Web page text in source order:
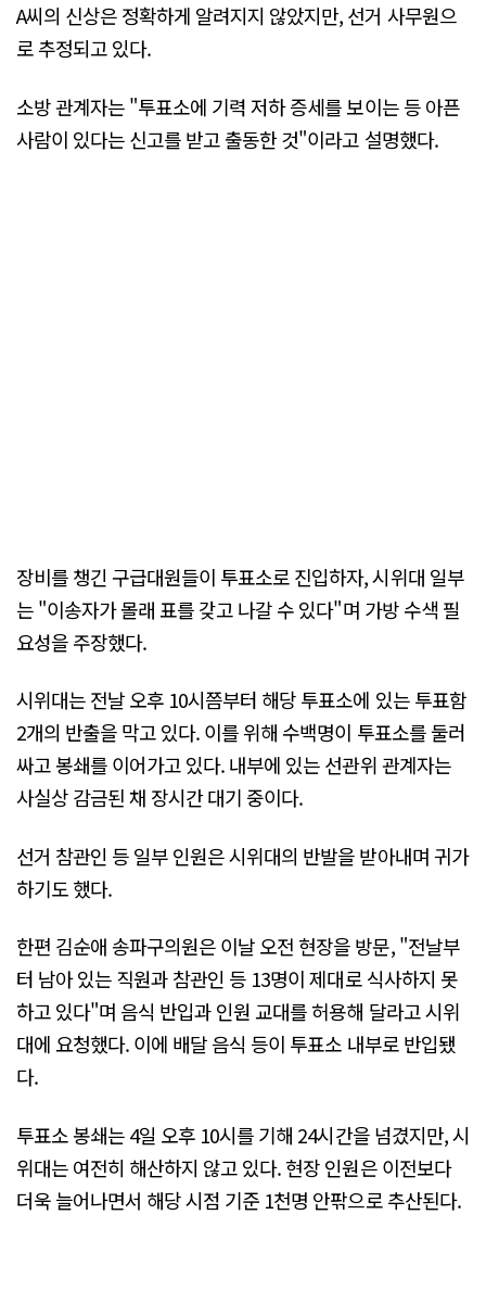
A씨의 신상은 정확하게 알려지지 않았지만, 선거 사무원으
로 추정되고 있다.
소방 관계자는 "투표소에 기력 저하 증세를 보이는 등 아픈
사람이 있다는 신고를 받고 출동한 것"이라고 설명했다.
장비를 챙긴 구급대원들이 투표소로 진입하자, 시위대 일부
는 "이송자가 몰래 표를 갖고 나갈 수 있다"며 가방 수색 필
요성을 주장했다.
시위대는 전날 오후 10시쯤부터 해당 투표소에 있는 투표함
2개의 반출을 막고 있다. 이를 위해 수백명이 투표소를 둘러
싸고 봉쇄를 이어가고 있다. 내부에 있는 선관위 관계자는
사실상 감금된 채 장시간 대기 중이다.
선거 참관인 등 일부 인원은 시위대의 반발을 받아내며 귀가
하기도 했다.
한편 김순애 송파구의원은 이날 오전 현장을 방문, "전날부
터 남아 있는 직원과 참관인 등 13명이 제대로 식사하지 못
하고 있다"며 음식 반입과 인원 교대를 허용해 달라고 시위
대에 요청했다. 이에 배달 음식 등이 투표소 내부로 반입됐
다.
투표소 봉쇄는 4일 오후 10시를 기해 24시간을 넘겼지만, 시
위대는 여전히 해산하지 않고 있다. 현장 인원은 이전보다
더욱 늘어나면서 해당 시점 기준 1천명 안팎으로 추산된다.